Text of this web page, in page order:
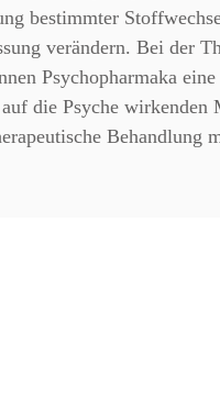
bestimmter
verändern. Bei der
Psychopharmaka
die Psyche wirkenden
Behandlung